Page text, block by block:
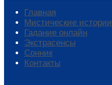
Главная
Мистические истории
Гадание онлайн
Экстрасенсы
Сонник
Контакты